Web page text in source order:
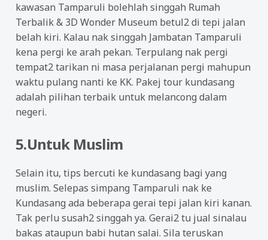
kawasan Tamparuli bolehlah singgah Rumah
Terbalik & 3D Wonder Museum betul2 di tepi jalan
belah kiri. Kalau nak singgah Jambatan Tamparuli
kena pergi ke arah pekan. Terpulang nak pergi
tempat2 tarikan ni masa perjalanan pergi mahupun
waktu pulang nanti ke KK. Pakej tour kundasang
adalah pilihan terbaik untuk melancong dalam
negeri.
5.Untuk Muslim
Selain itu, tips bercuti ke kundasang bagi yang
muslim. Selepas simpang Tamparuli nak ke
Kundasang ada beberapa gerai tepi jalan kiri kanan.
Tak perlu susah2 singgah ya. Gerai2 tu jual sinalau
bakas ataupun babi hutan salai. Sila teruskan